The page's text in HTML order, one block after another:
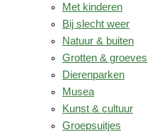
Met kinderen
Bij slecht weer
Natuur & buiten
Grotten & groeves
Dierenparken
Musea
Kunst & cultuur
Groepsuitjes